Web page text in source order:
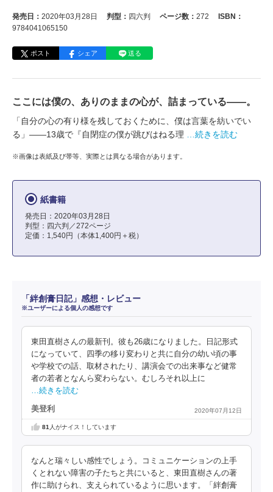
発売日： 2020年03月28日 判型： 四六判 ページ数： 272
ISBN：
9784041065150
ポスト シェア 送る
ここには僕の、ありのままの心が、詰まっている――。
「自分の心の有り様を残しておくために、僕は言葉を紡いでい
る」――13歳で『自閉症の僕が跳びはねる理
…続きを読む
※画像は表紙及び帯等、実際とは異なる場合があります。
紙書籍
発売日：2020年03月28日
判型：四六判／272ページ
定価：1,540円（本体1,400円＋税）
「絆創膏日記」感想・レビュー
※ユーザーによる個人の感想です
東田直樹さんの最新刊。彼も26歳になりました。日記形式
になっていて、四季の移り変わりと共に自分の幼い頃の事
や学校での話、取材されたり、講演会での出来事など健常
者の若者となんら変わらない。むしろそれ以上に
…続きを読む
美登利 2020年07月12日
81 人がナイス！しています
なんと瑞々しい感性でしょう。コミュニケーションの上手
くとれない障害の子たちと共にいると、東田直樹さんの著
作に助けられ、支えられているように思います。「絆創膏